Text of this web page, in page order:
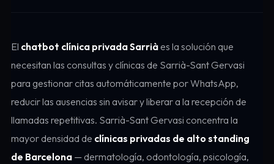
El chatbot clínica privada Sarrià es la solución que
necesitan las consultas y clínicas de Sarrià-Sant Gervasi
para gestionar citas automáticamente por WhatsApp,
reducir las ausencias sin avisar y liberar a la recepción de
llamadas repetitivas. Sarrià-Sant Gervasi concentra la
mayor densidad de clínicas privadas de alto standing
de Barcelona — dermatología, odontología, psicología,